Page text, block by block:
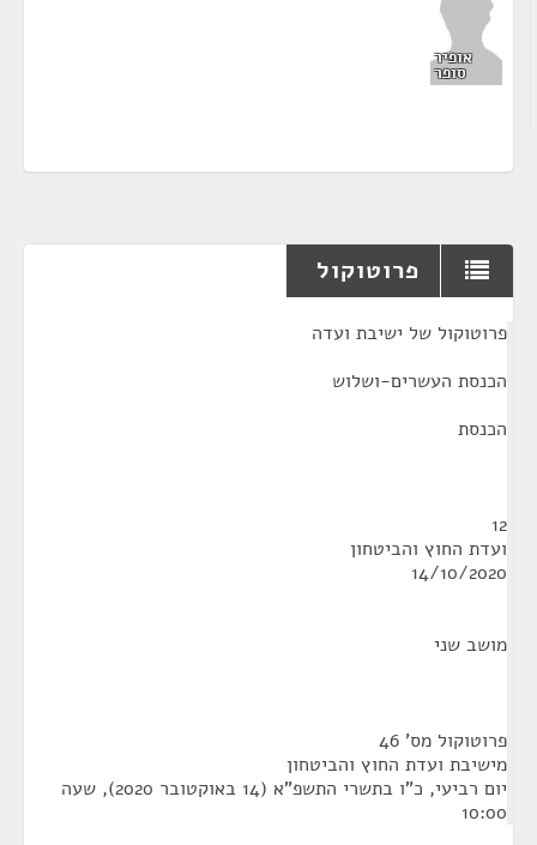
אופיר
סופר
פרוטוקול
פרוטוקול של ישיבת ועדה
הכנסת העשרים-ושלוש
הכנסת
12
ועדת החוץ והביטחון
14/10/2020
מושב שני
פרוטוקול מס' 46
מישיבת ועדת החוץ והביטחון
יום רביעי, כ"ו בתשרי התשפ"א (14 באוקטובר 2020), שעה
10:00